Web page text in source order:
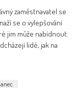
zaměstnavatel se
se o vylepšování
jim může nabídnout.
lidé, jak na